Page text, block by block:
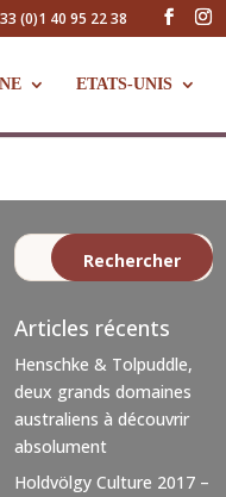
(0)1 40 95 22 38
ETATS-UNIS
Articles récents
Henschke & Tolpuddle,
deux grands domaines
australiens à découvrir
absolument
Holdvölgy Culture 2017 –